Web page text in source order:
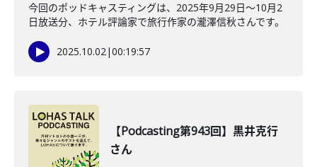
今回のポッドキャスティングは、2025年9月29日〜10月2
日放送分、ホテル評論家で旅行作家の瀧澤信秋さんです。
2025.10.02|00:19:57
【Podcasting第943回】黒井克行
さん